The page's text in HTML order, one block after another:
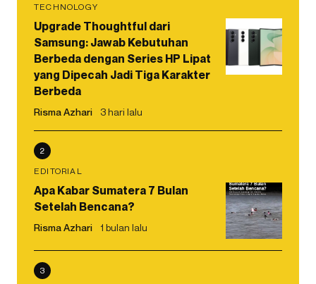
TECHNOLOGY
Upgrade Thoughtful dari
Samsung: Jawab Kebutuhan
Berbeda dengan Series HP Lipat
yang Dipecah Jadi Tiga Karakter
Berbeda
Risma Azhari 3 hari lalu
2
EDITORIAL
Apa Kabar Sumatera 7 Bulan
Setelah Bencana?
Risma Azhari 1 bulan lalu
3